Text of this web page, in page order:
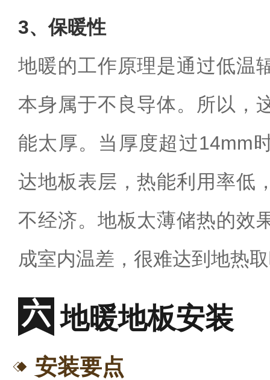
3、保暖性
地暖的工作原理是通过低温
本身属于不良导体。所以，
能太厚。当厚度超过14mm
达地板表层，热能利用率低
不经济。地板太薄储热的效
成室内温差，很难达到地热
地暖地板安装
安装要点